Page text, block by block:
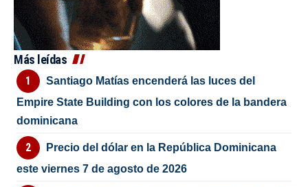
Más leídas
Santiago Matías encenderá las luces del
Empire State Building con los colores de la bandera
dominicana
Precio del dólar en la República Dominicana
este viernes 7 de agosto de 2026